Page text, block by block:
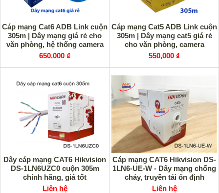
Cáp mạng Cat6 ADB Link cuộn
305m | Dây mạng giá rẻ cho
văn phòng, hệ thống camera
650,000 ₫
Cáp mạng Cat5 ADB Link cuộn
305m | Dây mạng cat5 giá rẻ
cho văn phòng, camera
550,000 ₫
Dây cáp mạng CAT6 Hikvision
DS-1LN6UZC0 cuộn 305m
chính hãng, giá tốt
Liên hệ
Cáp mạng CAT6 Hikvision DS-
1LN6-UE-W - Dây mạng chống
cháy, truyền tải ổn định
Liên hệ